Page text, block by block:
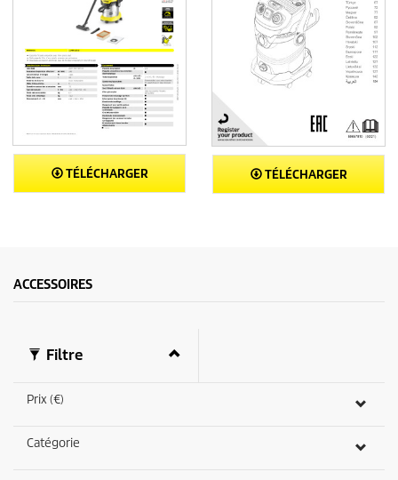
TÉLÉCHARGER TÉLÉCHARGER
ACCESSOIRES
Filtre
Prix (€)
Catégorie